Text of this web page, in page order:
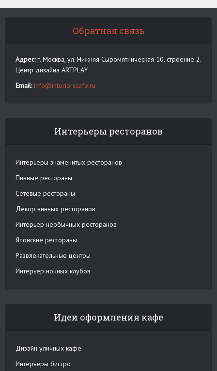
Обратная связь
Адрес:г. Москва, ул. Нижняя Сыромятническая 10, строение 2.
Центр дизайна ARTPLAY
Email: info@interiorscafe.ru
Интерьеры ресторанов
Интерьеры знаменитых ресторанов
Пивные рестораны
Сетевые рестораны
Декор винных ресторанов
Интерьер необычных ресторанов
Японские рестораны
Развлекательные центры
Интерьер ночных клубов
Идеи оформления кафе
Дизайн уличных кафе
Интерьеры бистро